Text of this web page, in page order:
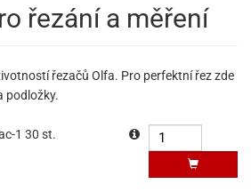
řezání a měření
řezačů Olfa. Pro perfektní řez zde
podložky.
1 30 st.